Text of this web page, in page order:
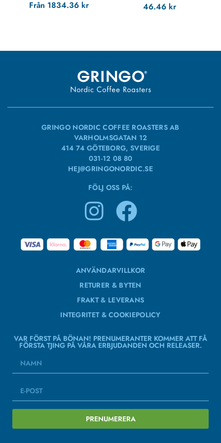
Från 1834.36 kr 46.46 kr
GRINGO NORDIC COFFEE ROASTERS AB
VARHOLMSGATAN 12
414 74 GÖTEBORG, SVERIGE
031-12 08 80
HEJ@GRINGONORDIC.SE
FÖLJ OSS PÅ:
ANVÄNDARVILLKOR
RETURER & BYTEN
FRAKT & LEVERANS
INTEGRITET & COOKIEPOLICY
VAR FÖRST PÅ BÖNAN! PRENUMERANTER KOMMER ATT FÅ
FÖRSTA TJING PÅ VÅRA ERBJUDANDEN OCH RELEASER.
PRENUMERERA